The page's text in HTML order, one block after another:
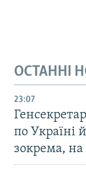
ОСТАННІ
23:07
по Україні
зокрема, на